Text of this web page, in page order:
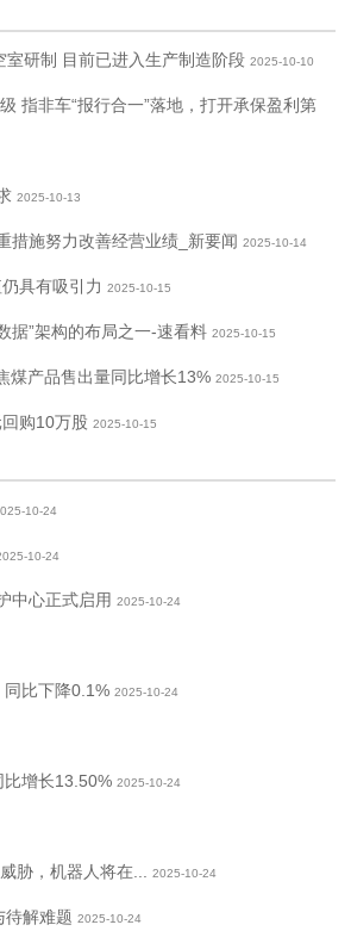
研制 目前已进入生产制造阶段 2025-10-10
指非车“报行合一”落地，打开承保盈利第
2025-10-13
措施努力改善经营业绩_新要闻 2025-10-14
具有吸引力 2025-10-15
据”架构的布局之一-速看料 2025-10-15
煤产品售出量同比增长13% 2025-10-15
购10万股 2025-10-15
10-24
10-24
中心正式启用 2025-10-24
比下降0.1% 2025-10-24
增长13.50% 2025-10-24
胁，机器人将在... 2025-10-24
待解难题 2025-10-24